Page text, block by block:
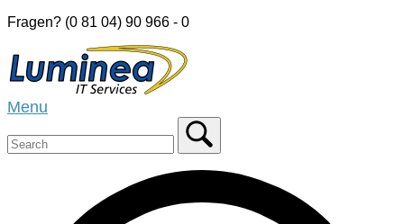
Skip
content
Fragen? (0 81 04) 90 966 - 0
Home
Menu